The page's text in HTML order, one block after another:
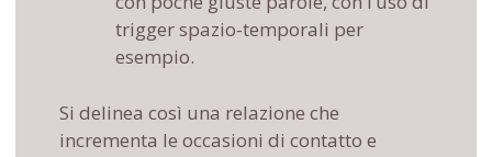
trigger spazio-temporali per
esempio.
Si delinea così una relazione che
incrementa le occasioni di contatto e